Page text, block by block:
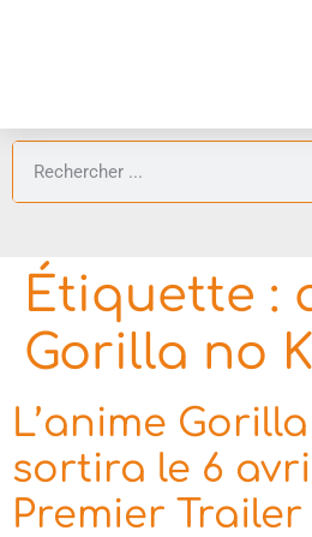
Étiquette :
Gorilla no
L’anime
sortira le 6
Premier